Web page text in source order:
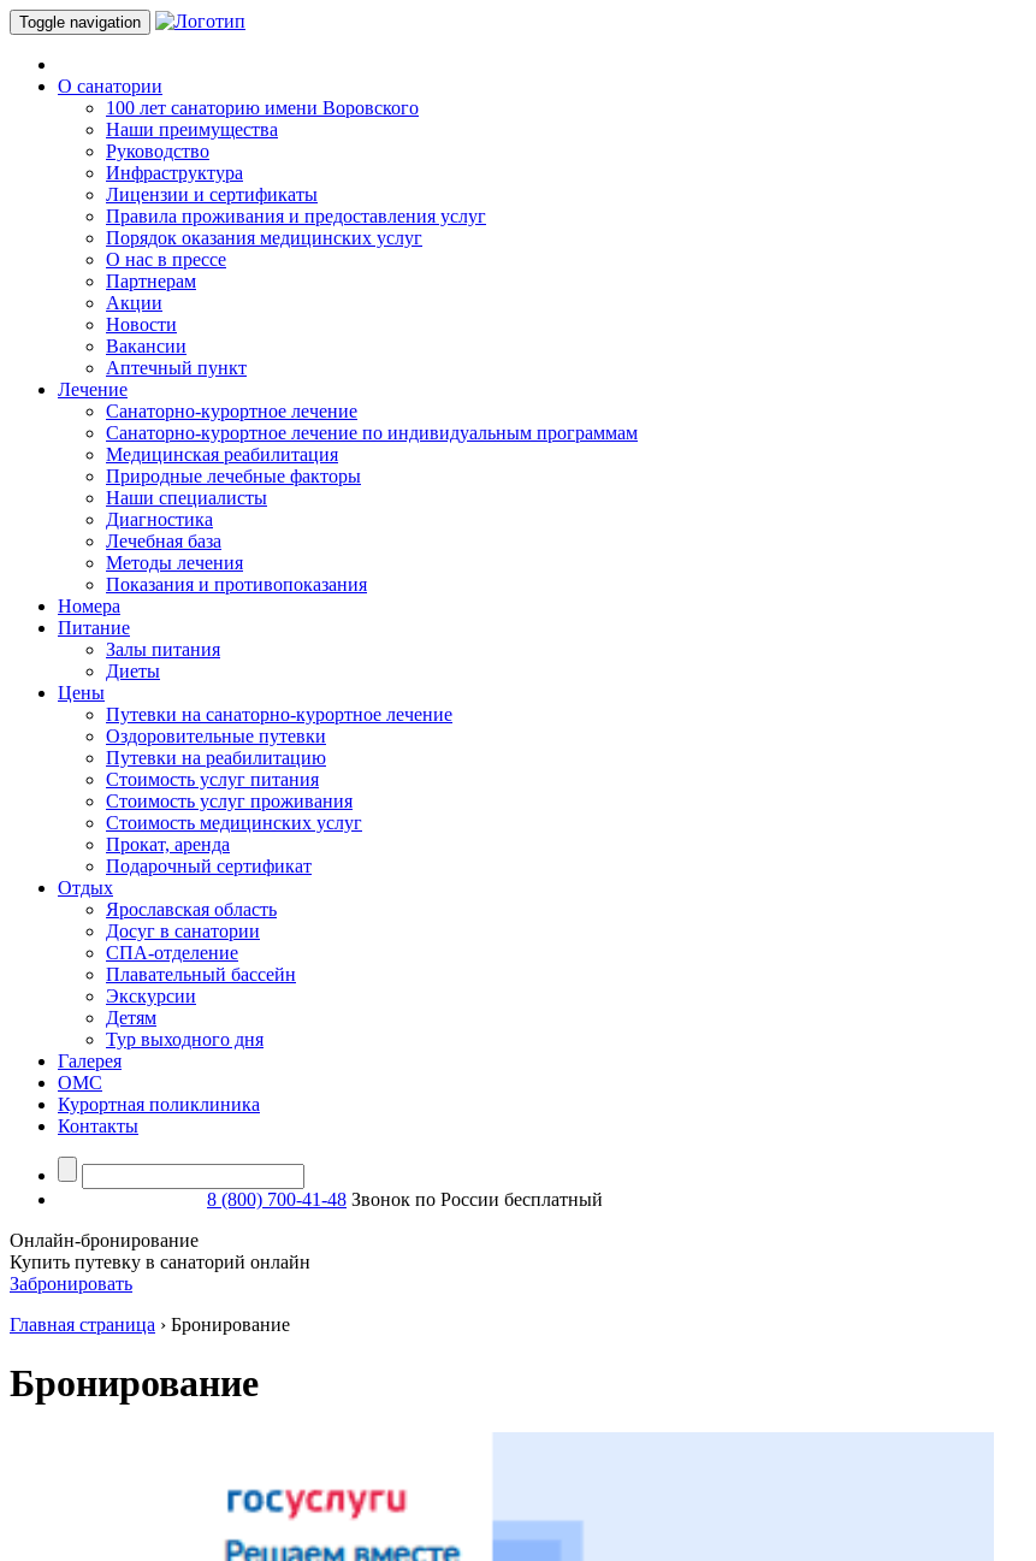
Toggle navigation
О санатории
100 лет санаторию имени Воровского
Наши преимущества
Руководство
Инфраструктура
Лицензии и сертификаты
Правила проживания и предоставления услуг
Порядок оказания медицинских услуг
О нас в прессе
Партнерам
Акции
Новости
Вакансии
Аптечный пункт
Лечение
Санаторно-курортное лечение
Санаторно-курортное лечение по индивидуальным программам
Медицинская реабилитация
Природные лечебные факторы
Наши специалисты
Диагностика
Лечебная база
Методы лечения
Показания и противопоказания
Номера
Питание
Залы питания
Диеты
Цены
Путевки на санаторно-курортное лечение
Оздоровительные путевки
Путевки на реабилитацию
Стоимость услуг питания
Стоимость услуг проживания
Стоимость медицинских услуг
Прокат, аренда
Подарочный сертификат
Отдых
Ярославская область
Досуг в санатории
СПА-отделение
Плавательный бассейн
Экскурсии
Детям
Тур выходного дня
Галерея
ОМС
Курортная поликлиника
Контакты
8 (800) 700-41-48 Звонок по России бесплатный
Онлайн-бронирование
Купить путевку в санаторий онлайн
Забронировать
Главная страница › Бронирование
Бронирование